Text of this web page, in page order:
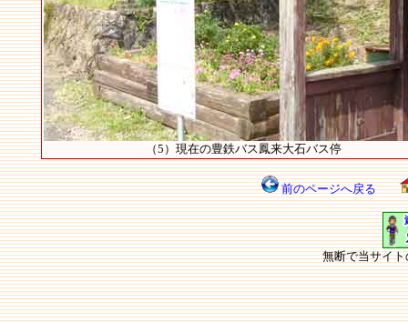
（5）現在の豊鉄バス鳳来大石バス停
前のページへ戻る
無断で当サイ